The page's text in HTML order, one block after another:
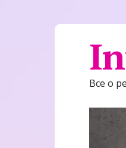
Все о